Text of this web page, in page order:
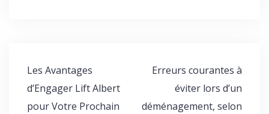
Navigation
de
l’article
Les Avantages
d’Engager Lift Albert
pour Votre Prochain
Erreurs courantes à
éviter lors d’un
déménagement, selon